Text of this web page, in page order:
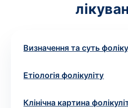
Визначення та суть
Етіологія фолікуліту
Клінічна картина
Попередній запис на
зіскрібки. Взяття